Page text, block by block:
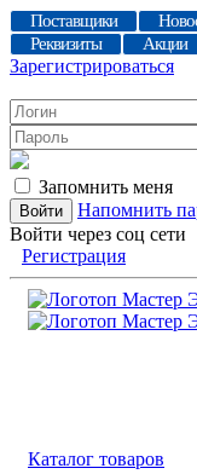
Поставщики
Реквизиты
Акции
Зарегистрироваться
Запомнить меня
Напомнить
Войти через соц сети
Регистрация
Каталог товаров